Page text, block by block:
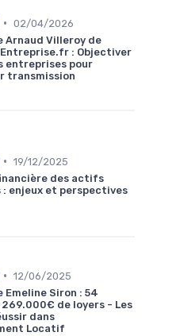
• 02/04/2026
Arnaud Villeroy de
: Objectiver
entreprises pour
transmission
• 19/12/2025
des actifs
enjeux et perspectives
• 12/06/2025
Emeline Siron : 54
de loyers - Les
dans
Locatif